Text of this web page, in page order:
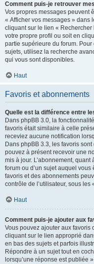
Comment puis-je retrouver
Vos propres messages peuvent
« Afficher vos messages » dans
cliquant sur le lien « Rechercher
votre propre profil ou soit en
partie supérieure du forum.
sujets, utilisez la recherche
qui vous sont disponibles.
Haut
Favoris et abonnements
Quelle est la différence entre
Dans phpBB 3.0, la
favoris était similaire à celle
receviez aucune notification
Dans phpBB 3.3, les favoris
pouvez à présent recevoir une
mis à jour. L’abonnement,
forum ou d’un sujet auquel
favoris et des abonnements
contrôle de l’utilisateur, sous les
Haut
Comment puis-je ajouter aux
Vous pouvez ajouter aux favoris
cliquant sur le lien approprié
en bas des sujets et parfois
Répondre à un sujet tout en
lorsqu’une réponse est publiée